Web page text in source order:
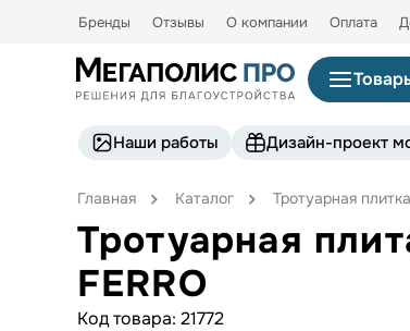
Бренды Отзывы О компании Оплата
Наши работы Дизайн-проект
Главная Каталог Тротуарная плитка
Тротуарная
FERRO
Код товара: 21772